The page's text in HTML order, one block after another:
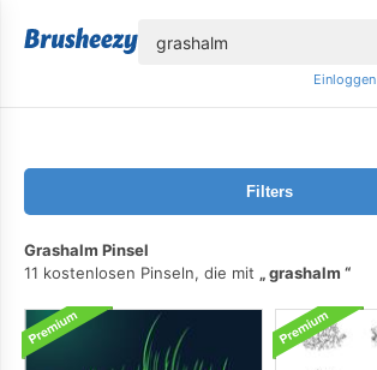
Einloggen
Filters
Grashalm Pinsel
11 kostenlosen Pinseln, die mit
grashalm